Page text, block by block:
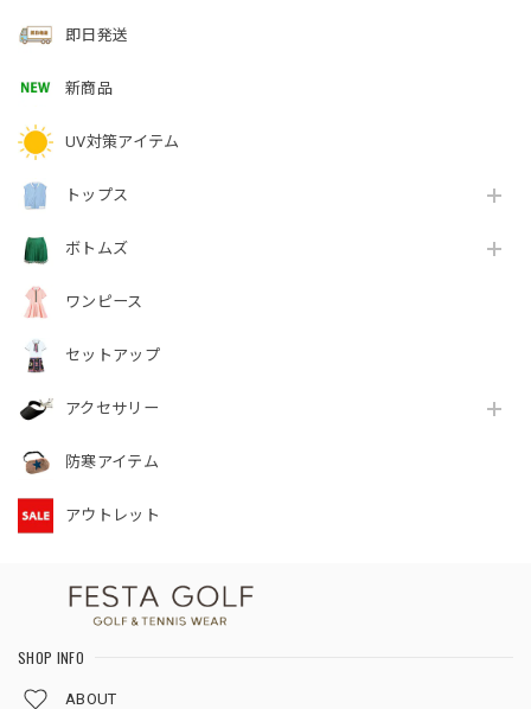
即日発送
新商品
UV対策アイテム
トップス
ボトムズ
ワンピース
セットアップ
アクセサリー
防寒アイテム
アウトレット
SHOP INFO
ABOUT